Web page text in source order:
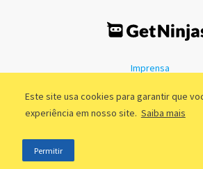
Este site usa cookies para garantir que
experiência em nosso site. Saiba mais
Permitir
Imprensa
Política de Privacidade
©2011 - 2026, GetNinjas LTDA. CNPJ
Fernandes Coelho, 85 - 3º andar - São